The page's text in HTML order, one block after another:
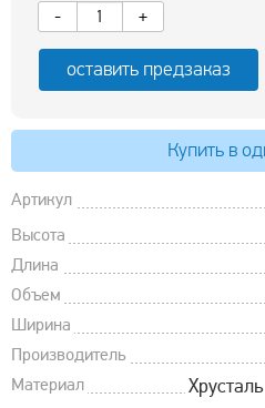
-
+
оставить предзаказ
Купить в
Артикул
Высота
Длина
Объем
Ширина
Производитель
Материал